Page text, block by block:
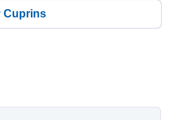
Cuprins